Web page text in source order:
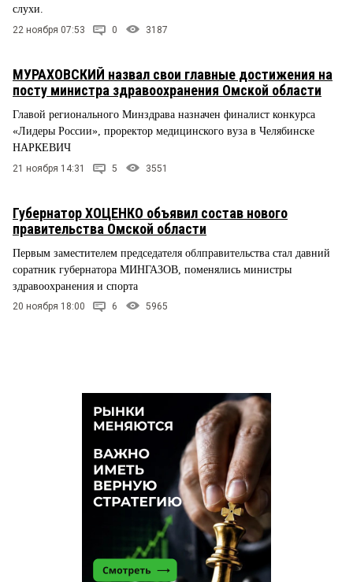
слухи.
22 ноября 07:53 0 3187
МУРАХОВСКИЙ назвал свои главные достижения на
посту министра здравоохранения Омской области
Главой регионального Минздрава назначен финалист конкурса
«Лидеры России», проректор медицинского вуза в Челябинске
НАРКЕВИЧ
21 ноября 14:31 5 3551
Губернатор ХОЦЕНКО объявил состав нового
правительства Омской области
Первым заместителем председателя облправительства стал давний
соратник губернатора МИНГАЗОВ, поменялись министры
здравоохранения и спорта
20 ноября 18:00 6 5965